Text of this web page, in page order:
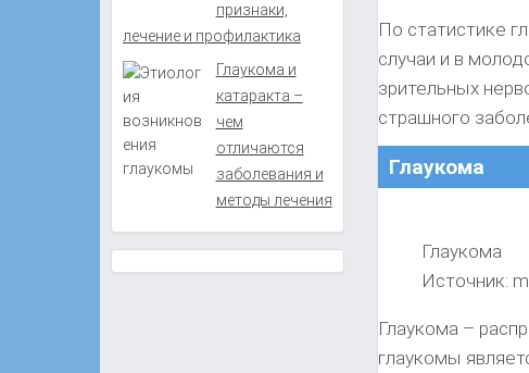
По статистике
случаи и в
зрительных
страшного
Глаукома
Глаукома
Источник:
Глаукома –
глаукомы
признаки,
лечение и профилактика
Глаукома и
катаракта –
чем
отличаются
заболевания и
методы лечения